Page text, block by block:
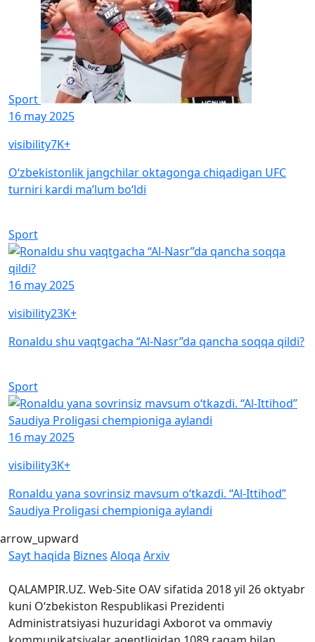
Sport
16 may 2025
visibility7K+
O‘zbekistonlik jangchilar oktagonga chiqadigan UFC
turniri kardi ma’lum bo‘ldi
Sport
16 may 2025
visibility23K+
Ronaldu shu vaqtgacha “Al-Nasr”da qancha soqqa qildi?
Sport
16 may 2025
visibility3K+
Ronaldu yana sovrinsiz mavsum o‘tkazdi. “Al-Ittihod”
Saudiya Proligasi chempioniga aylandi
arrow_upward
Sayt haqida Biznes Aloqa Arxiv
QALAMPIR.UZ. Web-Site OAV sifatida 2018 yil 26 oktyabr
kuni O‘zbekiston Respublikasi Prezidenti
Administratsiyasi huzuridagi Axborot va ommaviy